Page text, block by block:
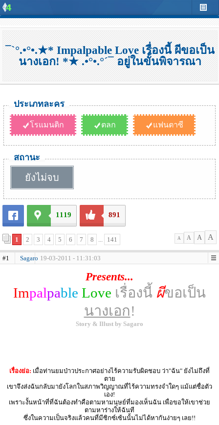
¯`°.•°•.★* Impalpable Love เรื่องนี้ ผีขอเป็น
นางเอก! *★ .•°•.°´¯ อยู่ในขั้นพิจารณา
ประเภทละคร
โรแมนติก ตลก แฟนตาซี
สถานะ
ยังไม่จบ
1119 891
1 2 3 4 5 6 7 8 ... 141 A A A A
#1 Sagaro 19-03-2011 - 11:31:03
Presents...
Impalpable Love เรื่องนี้ ผีขอเป็น
นางเอก!
Story & Illust by Sagaro
เรื่องย่อ: เมื่อท่านยมป่าวประกาศอย่างไร้ความรับผิดชอบ ว่า"ฉัน" ยังไม่ถึงที่
ตาย
เขาจึงส่งฉันกลับมายังโลกในสภาพวิญญาณที่ไร้ความทรงจำใดๆ แม้แต่ชื่อตัว
เอง!
เพราะงั้นหน้าที่ที่ฉันต้องทำคือตามหามนุษย์ที่มองเห็นฉัน เพื่อขอให้เขาช่วย
ตามหาร่างให้ฉันที
ซึ่งในความเป็นจริงแล้วคนที่มีซิกซ์เซ้นนั้นไม่ได้หากันง่ายๆ เลย!!